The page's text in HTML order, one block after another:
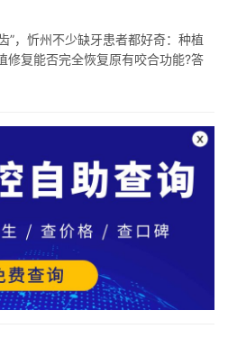
”，忻州不少缺牙患者都好奇：种植
修复能否完全恢复原有咬合功能?答